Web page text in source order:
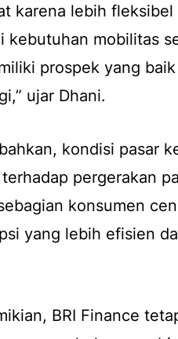
karena lebih
kebutuhan mobilitas
prospek yang
ujar Dhani.
kondisi pasar
pergerakan
konsumen
yang lebih efisien
BRI Finance